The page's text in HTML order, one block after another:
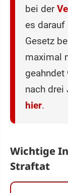
bei der
es
Gesetz
maximal
nach drei
hier.
Wichtige
Straftat